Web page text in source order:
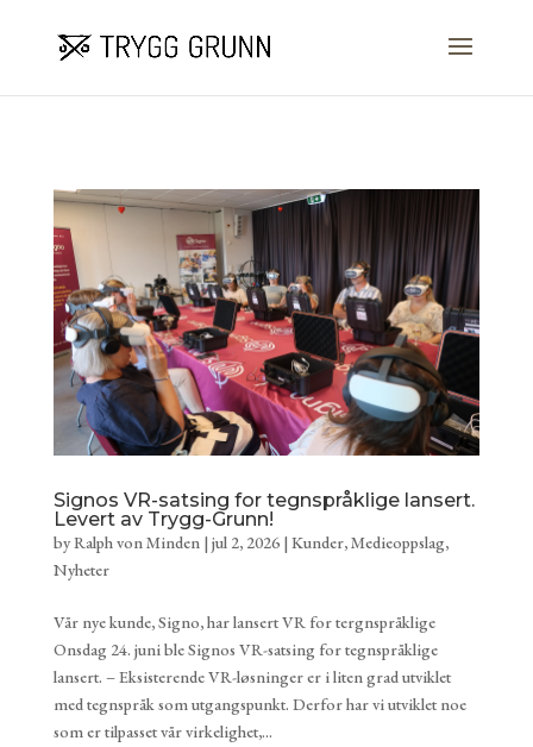
Signos VR-satsing for tegnspråklige lansert.
Levert av Trygg-Grunn!
byRalph von Minden| jul 2, 2026| Kunder,Medieoppslag,
Nyheter
Vår nye kunde, Signo, har lansert VR for tergnspråklige
Onsdag 24. juni ble Signos VR-satsing for tegnspråklige
lansert. – Eksisterende VR-løsninger er i liten grad utviklet
med tegnspråk som utgangspunkt. Derfor har vi utviklet noe
som er tilpasset vår virkelighet,...